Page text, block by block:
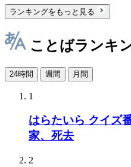
ランキングをもっと見る
ことばランキ
24時間 週間 月間
1
はらたいら クイズ
家、死去
2